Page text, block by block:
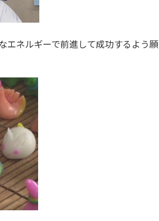
エネルギーで前進して成功するよう願